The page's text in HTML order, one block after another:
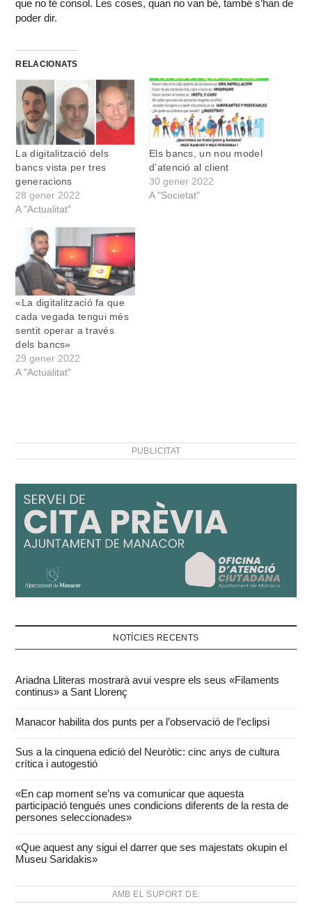
que no té consol. Les coses, quan no van bé, també s’han de
poder dir.
RELACIONATS
La digitalització dels
bancs vista per tres
generacions
28 gener 2022
A "Actualitat"
Els bancs, un nou model
d’atenció al client
30 gener 2022
A "Societat"
«La digitalització fa que
cada vegada tengui més
sentit operar a través
dels bancs»
29 gener 2022
A "Actualitat"
PUBLICITAT
NOTÍCIES RECENTS
Ariadna Lliteras mostrarà avui vespre els seus «Filaments
continus» a Sant Llorenç
Manacor habilita dos punts per a l’observació de l’eclipsi
Sus a la cinquena edició del Neuròtic: cinc anys de cultura
crítica i autogestió
«En cap moment se’ns va comunicar que aquesta
participació tengués unes condicions diferents de la resta de
persones seleccionades»
«Que aquest any sigui el darrer que ses majestats okupin el
Museu Saridakis»
AMB EL SUPORT DE: